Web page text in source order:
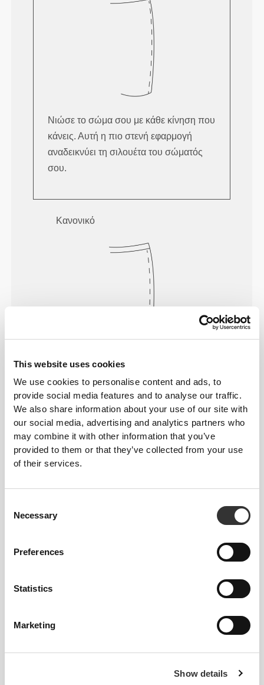
This website uses cookies
We use cookies to personalise content and ads, to
provide social media features and to analyse our traffic.
We also share information about your use of our site with
our social media, advertising and analytics partners who
may combine it with other information that you’ve
provided to them or that they’ve collected from your use
of their services.
Selection
Necessary
Preferences
Statistics
Marketing
Show details
Νιώσε το σώμα σου με κάθε κίνηση που
κάνεις. Αυτή η πιο στενή εφαρμογή
αναδεικνύει τη σιλουέτα του σώματός
σου.
Κανονικό
Να κινείσαι άνετα και ελεύθερα κάθε
μέρα, αυτό είναι το σύνθημα.
Χαλαρό
ΤΩΝ ΣΩΜΑΤΙΚΏΝ ΣΑΣ ΜΕΤΡΉΣΕΩΝ